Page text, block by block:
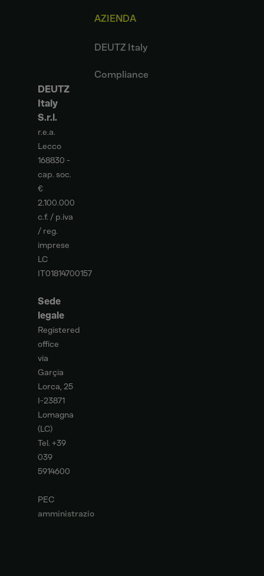
DEUTZ
Italy
S.r.l.
r.e.a.
Lecco
168830 -
cap. soc.
€
2.100.000
c.f. / p.iva
/ reg.
imprese
LC
IT01814700157
Sede
legale
Registered
office
via
Garçia
Lorca, 25
I-23871
Lomagna
(LC)
Tel. +39
039
5914600
PEC
amministrazione
AZIENDA
DEUTZ Italy
Compliance